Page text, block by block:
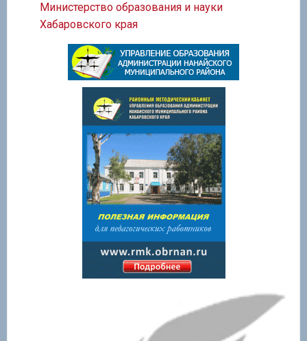
Министерство образования и науки
Хабаровского края